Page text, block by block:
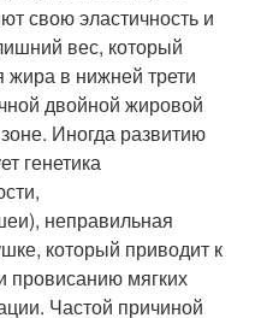
свою эластичность и
вес, который
жира в нижней трети
двойной жировой
Иногда развитию
генетика
неправильная
который приводит к
мягких
Частой причиной